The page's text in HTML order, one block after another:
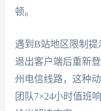
顿。
遇到B站地区限制
退出客户端后重新
州电信线路，这种
团队7×24小时值班